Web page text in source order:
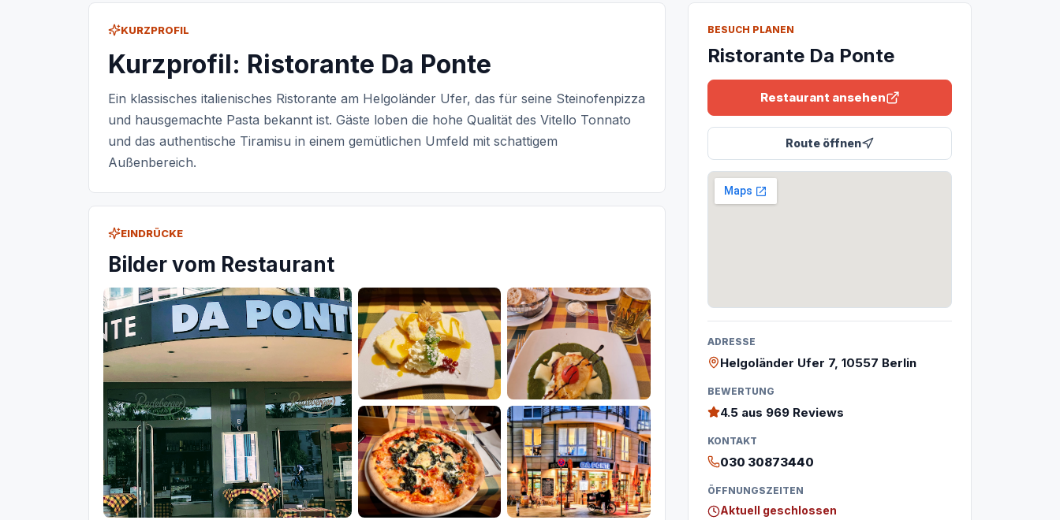
KURZPROFIL
Kurzprofil: Ristorante Da Ponte
Ein klassisches italienisches Ristorante am Helgoländer Ufer, das für seine Steinofenpizza
und hausgemachte Pasta bekannt ist. Gäste loben die hohe Qualität des Vitello Tonnato
und das authentische Tiramisu in einem gemütlichen Umfeld mit schattigem
Außenbereich.
EINDRÜCKE
Bilder vom Restaurant
BESUCH PLANEN
Ristorante Da Ponte
Restaurant ansehen
Route öffnen
ADRESSE
Helgoländer Ufer 7, 10557 Berlin
BEWERTUNG
4.5 aus 969 Reviews
KONTAKT
030 30873440
ÖFFNUNGSZEITEN
Aktuell geschlossen